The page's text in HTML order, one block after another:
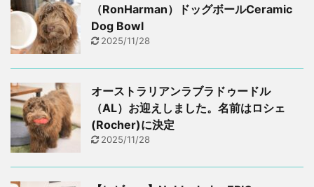
（RonHarman）ドッグボールCeramic
Dog Bowl
2025/11/28
オーストラリアンラブラドゥードル
（AL）お迎えしました。名前はロシェ
(Rocher)に決定
2025/11/28